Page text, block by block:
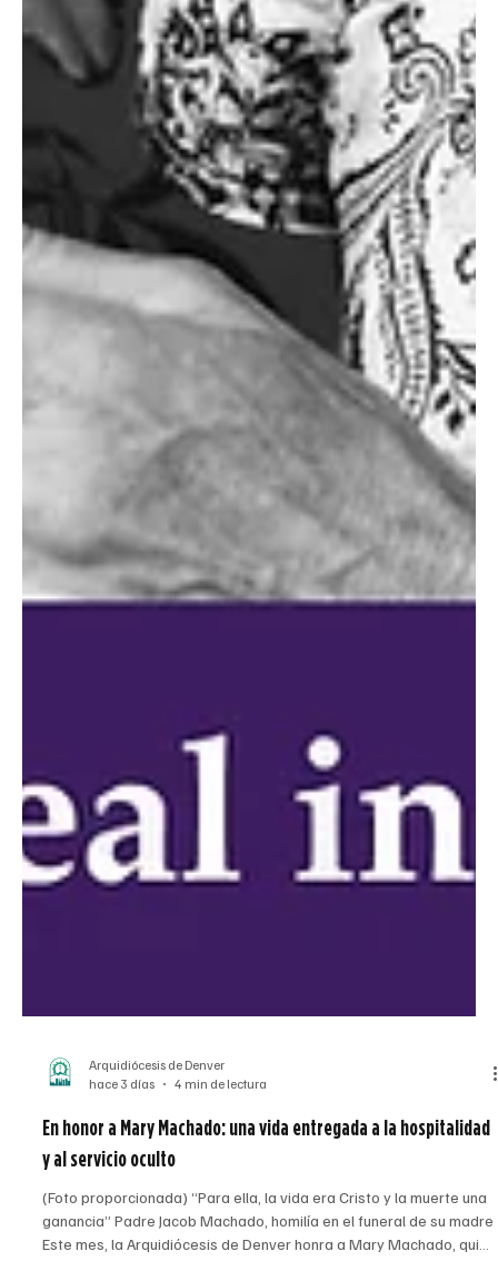
Arquidiócesis de Denver
hace 3 días
4 min de lectura